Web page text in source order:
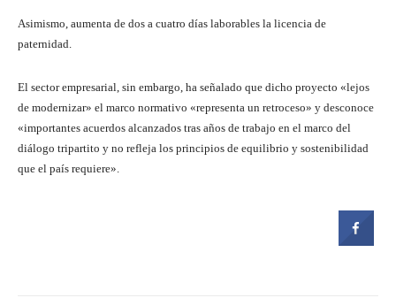
Asimismo, aumenta de dos a cuatro días laborables la licencia de
paternidad.
El sector empresarial, sin embargo, ha señalado que dicho proyecto «lejos
de modernizar» el marco normativo «representa un retroceso» y desconoce
«importantes acuerdos alcanzados tras años de trabajo en el marco del
diálogo tripartito y no refleja los principios de equilibrio y sostenibilidad
que el país requiere».